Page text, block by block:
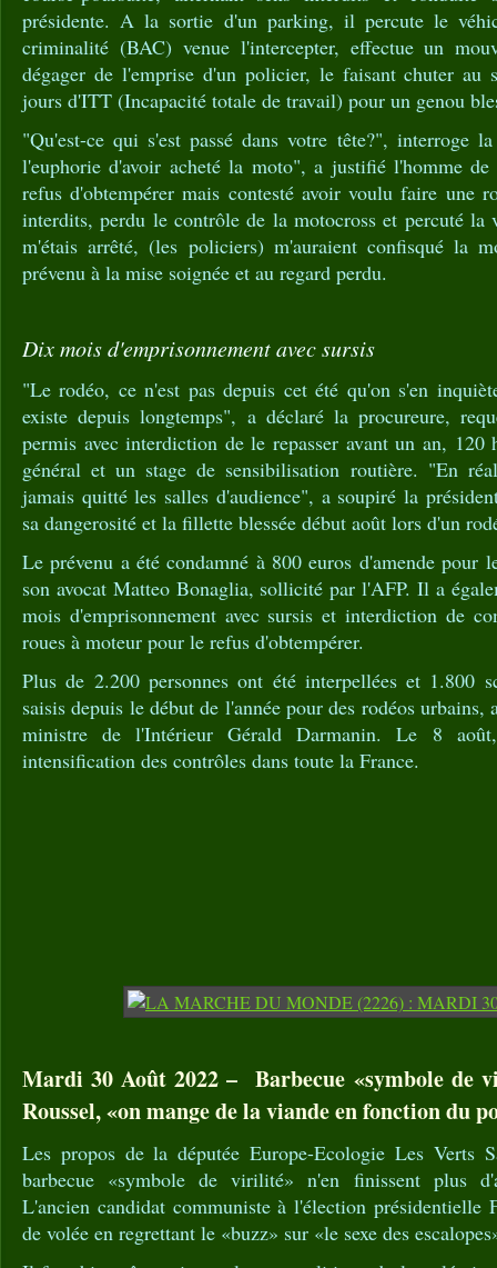
présidente. A la sortie d'un parking, il percute le
criminalité (BAC) venue l'intercepter, effectue un
dégager de l'emprise d'un policier, le faisant chuter au
jours d'ITT (Incapacité totale de travail) pour un genou
"Qu'est-ce qui s'est passé dans votre tête?", interroge
l'euphorie d'avoir acheté la moto", a justifié l'homme
refus d'obtempérer mais contesté avoir voulu faire une
interdits, perdu le contrôle de la motocross et percuté
m'étais arrêté, (les policiers) m'auraient confisqué la
prévenu à la mise soignée et au regard perdu.
Dix mois d'emprisonnement avec sursis
"Le rodéo, ce n'est pas depuis cet été qu'on s'en
existe depuis longtemps", a déclaré la procureure,
permis avec interdiction de le repasser avant un an, 120
général et un stage de sensibilisation routière. "En
jamais quitté les salles d'audience", a soupiré la
sa dangerosité et la fillette blessée début août lors d'un
Le prévenu a été condamné à 800 euros d'amende pour
son avocat Matteo Bonaglia, sollicité par l'AFP. Il a
mois d'emprisonnement avec sursis et interdiction de
roues à moteur pour le refus d'obtempérer.
Plus de 2.200 personnes ont été interpellées et 1.800
saisis depuis le début de l'année pour des rodéos
ministre de l'Intérieur Gérald Darmanin. Le 8
intensification des contrôles dans toute la France.
Mardi 30 Août 2022 – Barbecue «symbole de
Roussel, «on mange de la viande en fonction du
Les propos de la députée Europe-Ecologie Les Verts
barbecue «symbole de virilité» n'en finissent plus
L'ancien candidat communiste à l'élection présidentielle
de volée en regrettant le «buzz» sur «le sexe des